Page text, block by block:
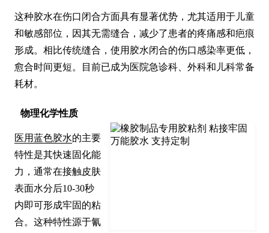
这种胶水在伤口闭合方面具有显著优势，尤其适用于儿童
和敏感部位，因其无需缝合，减少了患者的疼痛感和疤痕
形成。相比传统缝合，使用胶水闭合的伤口感染率更低，
愈合时间更短。目前已成为医院急诊科、外科和儿科常备
耗材。
物理化学性质
医用蓝色胶水的主要
特性是其快速固化能
力，通常在接触皮肤
表面水分后10-30秒
内即可形成牢固的粘
合。这种特性源于氰